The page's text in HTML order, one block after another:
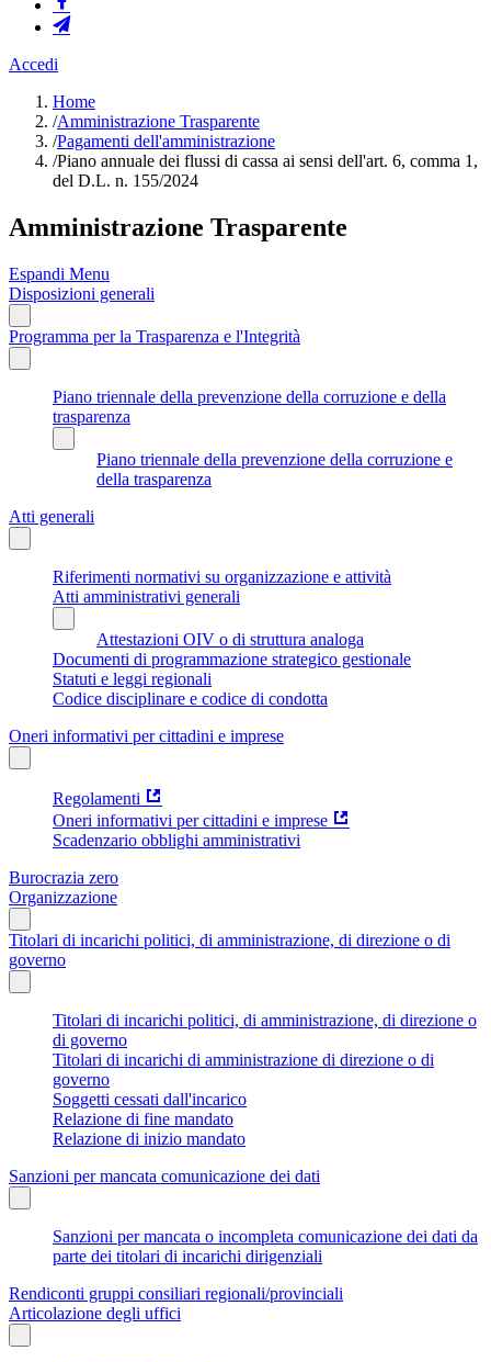
Accedi
Home
/Amministrazione Trasparente
/Pagamenti dell'amministrazione
/Piano annuale dei flussi di cassa ai sensi dell'art. 6, comma 1,
del D.L. n. 155/2024
Amministrazione Trasparente
Espandi Menu
Disposizioni generali
Programma per la Trasparenza e l'Integrità
Piano triennale della prevenzione della corruzione e della
trasparenza
Piano triennale della prevenzione della corruzione e
della trasparenza
Atti generali
Riferimenti normativi su organizzazione e attività
Atti amministrativi generali
Attestazioni OIV o di struttura analoga
Documenti di programmazione strategico gestionale
Statuti e leggi regionali
Codice disciplinare e codice di condotta
Oneri informativi per cittadini e imprese
Regolamenti
Oneri informativi per cittadini e imprese
Scadenzario obblighi amministrativi
Burocrazia zero
Organizzazione
Titolari di incarichi politici, di amministrazione, di direzione o di
governo
Titolari di incarichi politici, di amministrazione, di direzione o
di governo
Titolari di incarichi di amministrazione di direzione o di
governo
Soggetti cessati dall'incarico
Relazione di fine mandato
Relazione di inizio mandato
Sanzioni per mancata comunicazione dei dati
Sanzioni per mancata o incompleta comunicazione dei dati da
parte dei titolari di incarichi dirigenziali
Rendiconti gruppi consiliari regionali/provinciali
Articolazione degli uffici